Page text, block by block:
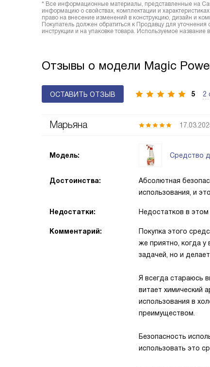
* Все информационные материалы, представленные на
информацию о свойствах, комплектации и
право на внесение изменений в конструкцию, дизайн и
Покупатель должен обратиться к Продавцу для
инструкции и на упаковке товара. Используемое название
Отзывы о модели Magic
5 2
ОСТАВИТЬ ОТЗЫВ
Марьяна
Модель: Средство
Достоинства:
Абсолютная
использования, и
Недостатки: Недостатков в
Комментарий:
Покупка этого
же приятно, когда у
задачей, но и
Я всегда стараюсь
витает химический
использования в
преимуществом.
Безопасность
использовать это